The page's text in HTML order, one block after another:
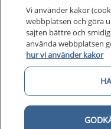
Kunskapsstöd
Om 1177 för
Digital tillgänglighet
Vi använder kakor
webbplatsen och göra
sajten bättre och
använda webbplatsen
hur vi använder kakor